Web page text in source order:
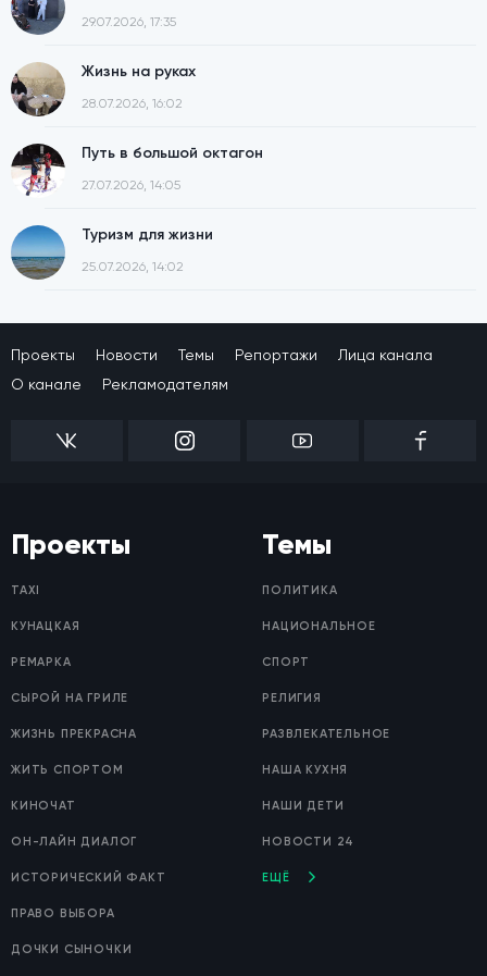
29.07.2026, 17:35
Жизнь на руках
28.07.2026, 16:02
Путь в большой октагон
27.07.2026, 14:05
Туризм для жизни
25.07.2026, 14:02
Проекты Новости Темы Репортажи
Лица канала
О канале
Рекламодателям
Проекты
TAXI
КУНАЦКАЯ
РЕМАРКА
СЫРОЙ НА ГРИЛЕ
ЖИЗНЬ ПРЕКРАСНА
ЖИТЬ СПОРТОМ
КИНОЧАТ
ОН-ЛАЙН ДИАЛОГ
ИСТОРИЧЕСКИЙ ФАКТ
ПРАВО ВЫБОРА
ДОЧКИ СЫНОЧКИ
Темы
ПОЛИТИКА
НАЦИОНАЛЬНОЕ
СПОРТ
РЕЛИГИЯ
РАЗВЛЕКАТЕЛЬНОЕ
НАША КУХНЯ
НАШИ ДЕТИ
НОВОСТИ 24
ЕЩЁ